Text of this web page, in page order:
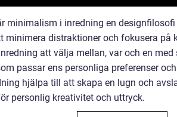
minimalism i inredning en
minimera distraktioner och fokusera
att välja mellan, var och en
passar ens personliga preferenser
hjälpa till att skapa en lugn och
personlig kreativitet och uttryck.